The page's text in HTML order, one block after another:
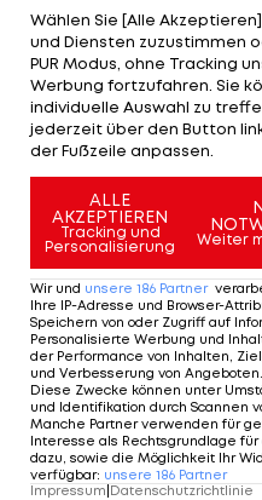
sogar als heißester
Posten. Bereits vorher
Nachfolger von
gehandelt, dieses Amt
ehemalige DFB-
übernommen.
Mehr zum
Wählen Sie [Alle
und Diensten zuzustimmen
PUR Modus, ohne Tracking
Werbung fortzufahren. Sie
individuelle Auswahl zu
jederzeit über den Button
der Fußzeile anpassen.
ALLE
AKZEPTIEREN
Tracking und
Personalisierung
Weiter
Wir und unsere 186 Partner
Ihre IP-Adresse und Browser-
Speichern von oder Zugriff auf
Personalisierte Werbung und
der Performance von Inhalten,
und Verbesserung von Angeboten.
Diese Zwecke können unter
und Identifikation durch Scannen
Manche Partner verwenden für
Interesse als Rechtsgrundlage
dazu, sowie die Möglichkeit Ihr
verfügbar: unsere 186 Partner
Impressum Datenschutzrichtlinie